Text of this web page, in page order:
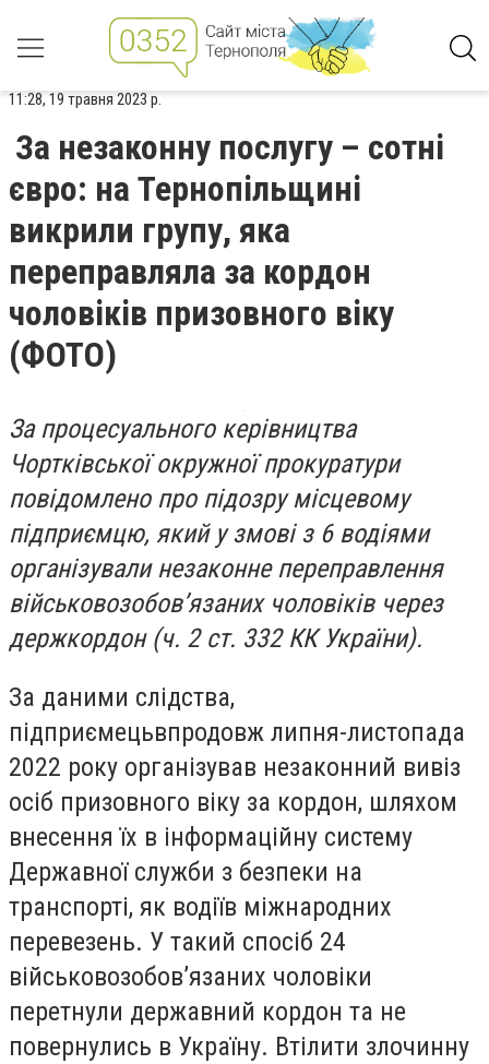
11:28, 19 травня 2023 р.
За незаконну послугу – сотні
євро: на Тернопільщині
викрили групу, яка
переправляла за кордон
чоловіків призовного віку
(ФОТО)
За процесуального керівництва
Чортківської окружної прокуратури
повідомлено про підозру місцевому
підприємцю, який у змові з 6 водіями
організували незаконне переправлення
військовозобов’язаних чоловіків через
держкордон (ч. 2 ст. 332 КК України).
За даними слідства,
підприємецьвпродовж липня-листопада
2022 року організував незаконний вивіз
осіб призовного віку за кордон, шляхом
внесення їх в інформаційну систему
Державної служби з безпеки на
транспорті, як водіїв міжнародних
перевезень. У такий спосіб 24
військовозобов’язаних чоловіки
перетнули державний кордон та не
повернулись в Україну. Втілити злочинну